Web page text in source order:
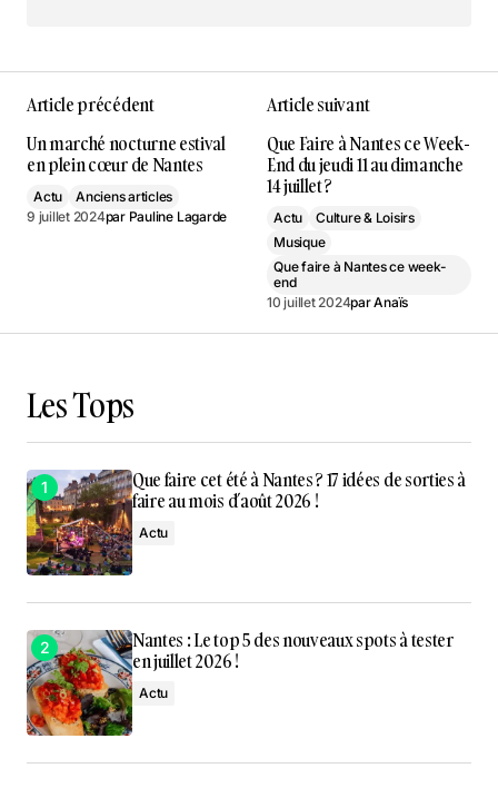
Article précédent
Un marché nocturne estival
en plein cœur de Nantes
Actu
Anciens articles
9 juillet 2024par Pauline Lagarde
Article suivant
Que Faire à Nantes ce Week-
End du jeudi 11 au dimanche
14 juillet ?
Actu
Culture & Loisirs
Musique
Que faire à Nantes ce week-
end
10 juillet 2024parAnaïs
Les Tops
Que faire cet été à Nantes ? 17 idées de sorties à
faire au mois d’août 2026 !
Actu
Nantes : Le top 5 des nouveaux spots à tester
en juillet 2026 !
Actu